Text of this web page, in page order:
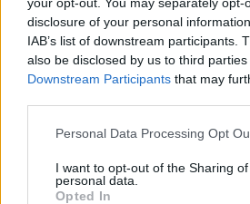
disclosure of your personal
IAB’s list of downstream participants.
also be disclosed by us to third
Downstream Participants that may
Personal Data Processing Opt
I want to opt-out of the Sharing
personal data.
Opted In